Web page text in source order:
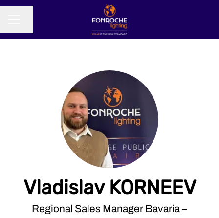
Vladislav KORNEEV
Regional Sales Manager Bavaria –